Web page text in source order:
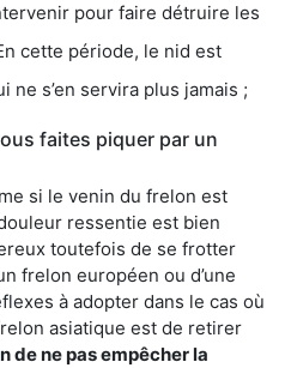
pour faire détruire les
cette période, le nid est
ne s’en servira plus jamais ;
faites piquer par un
si le venin du frelon est
ressentie est bien
toutefois de se frotter
frelon européen ou d’une
à adopter dans le cas où
asiatique est de retirer
de ne pas empêcher la